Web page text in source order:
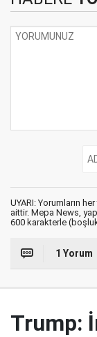
UYARI: Yorumların
aittir. Mepa News,
600 karakterle
1 Yorum
Trump: